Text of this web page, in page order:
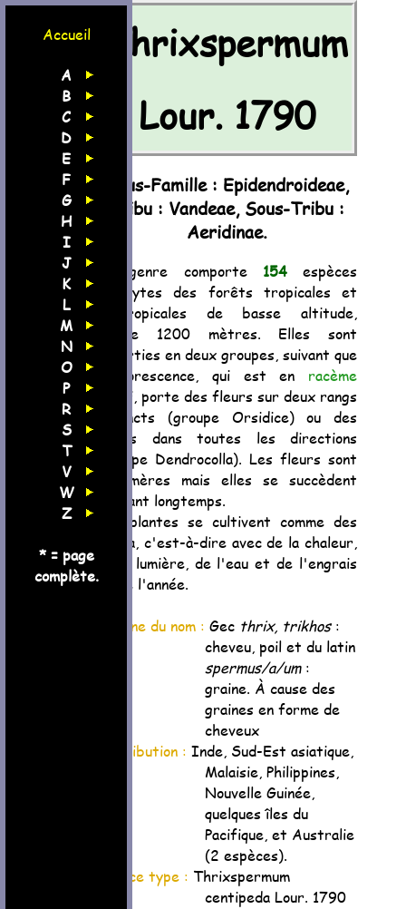
Accueil
A
B
C
D
E
F
G
H
I
J
K
L
M
N
O
P
R
S
T
V
W
Z
* = page
complète.
Thrixspermum
Lour. 1790
Sous-Famille : Epidendroideae,
Tribu : Vandeae, Sous-Tribu :
Aeridinae.
Ce genre comporte 154espèces
épiphytes des forêts tropicales et
subtropicales de basse altitude,
jusque 1200 mètres. Elles sont
réparties en deux groupes, suivant que
l'inflorescence, qui est en racème
aplati, porte des fleurs sur deux rangs
distincts (groupe Orsidice) ou des
fleurs dans toutes les directions
(groupe Dendrocolla). Les fleurs sont
éphémères mais elles se succèdent
pendant longtemps.
Ces plantes se cultivent comme des
Vanda, c'est-à-dire avec de la chaleur,
de la lumière, de l'eau et de l'engrais
toute l'année.
Origine du nom : Gec thrix, trikhos:
cheveu, poil et du latin
spermus/a/um:
graine. À cause des
graines en forme de
cheveux
Distribution : Inde, Sud-Est asiatique,
Malaisie, Philippines,
Nouvelle Guinée,
quelques îles du
Pacifique, et Australie
(2 espèces).
Espèce type : Thrixspermum
centipeda Lour. 1790